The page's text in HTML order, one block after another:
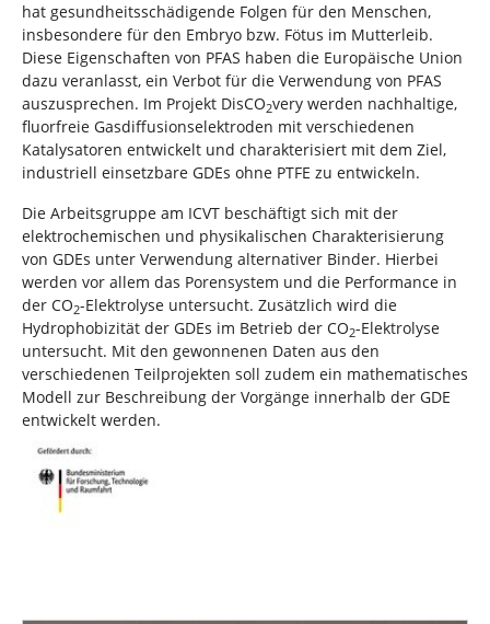
hat gesundheitsschädigende Folgen für den Menschen,
insbesondere für den Embryo bzw. Fötus im Mutterleib.
Diese Eigenschaften von PFAS haben die Europäische Union
dazu veranlasst, ein Verbot für die Verwendung von PFAS
auszusprechen. Im Projekt DisCO2very werden nachhaltige,
fluorfreie Gasdiffusionselektroden mit verschiedenen
Katalysatoren entwickelt und charakterisiert mit dem Ziel,
industriell einsetzbare GDEs ohne PTFE zu entwickeln.
Die Arbeitsgruppe am ICVT beschäftigt sich mit der
elektrochemischen und physikalischen Charakterisierung
von GDEs unter Verwendung alternativer Binder. Hierbei
werden vor allem das Porensystem und die Performance in
der CO2-Elektrolyse untersucht. Zusätzlich wird die
Hydrophobizität der GDEs im Betrieb der CO2-Elektrolyse
untersucht. Mit den gewonnenen Daten aus den
verschiedenen Teilprojekten soll zudem ein mathematisches
Modell zur Beschreibung der Vorgänge innerhalb der GDE
entwickelt werden.